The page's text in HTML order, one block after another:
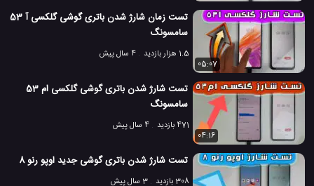
تست زمان شارژ شدن باتری گوشی گلکسی آ 53
سامسونگ
1.5 هزار بازدید
4 سال پیش
05:07
تست شارژ شدن باتری گوشی گلکسی ام 53
سامسونگ
471 بازدید
4 سال پیش
04:16
تست شارژ شدن باتری گوشی جدید اوپو رنو 8
308 بازدید 3 سال پیش